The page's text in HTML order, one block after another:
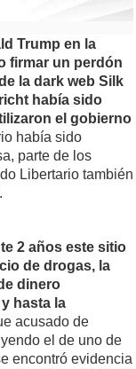
Trump en la
firmar un perdón
la dark web Silk
había sido
el gobierno
había sido
parte de los
Libertario también
2 años este sitio
de drogas, la
dinero
hasta la
acusado de
el de uno de
encontró evidencia